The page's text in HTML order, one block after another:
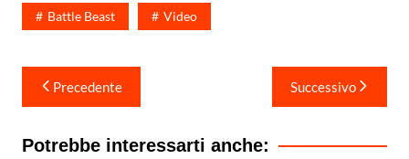
Battle Beast Video
Navigazione
articoli
Precedente Successivo
Potrebbe interessarti anche: